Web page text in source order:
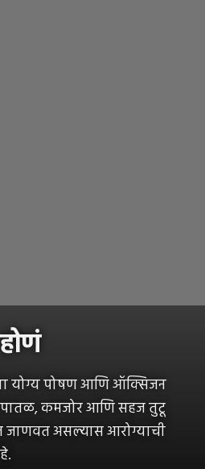
योग्य पोषण आणि ऑक्सिजन
कमजोर आणि सहज तुटू
जाणवत असल्यास आरोग्याची